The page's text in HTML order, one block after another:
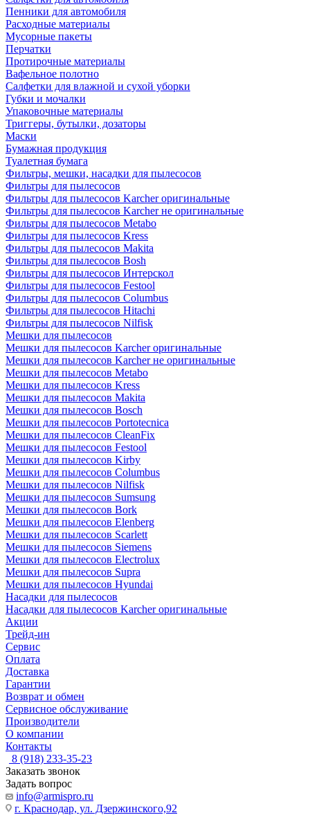
Пенники для автомобиля
Расходные материалы
Мусорные пакеты
Перчатки
Протирочные материалы
Вафельное полотно
Салфетки для влажной и сухой уборки
Губки и мочалки
Упаковочные материалы
Триггеры, бутылки, дозаторы
Маски
Бумажная продукция
Туалетная бумага
Фильтры, мешки, насадки для пылесосов
Фильтры для пылесосов
Фильтры для пылесосов Karcher оригинальные
Фильтры для пылесосов Karcher не оригинальные
Фильтры для пылесосов Metabo
Фильтры для пылесосов Kress
Фильтры для пылесосов Makita
Фильтры для пылесосов Bosh
Фильтры для пылесосов Интерскол
Фильтры для пылесосов Festool
Фильтры для пылесосов Columbus
Фильтры для пылесосов Hitachi
Фильтры для пылесосов Nilfisk
Мешки для пылесосов
Мешки для пылесосов Karcher оригинальные
Мешки для пылесосов Karcher не оригинальные
Мешки для пылесосов Metabo
Мешки для пылесосов Kress
Мешки для пылесосов Makita
Мешки для пылесосов Bosch
Мешки для пылесосов Portotecnica
Мешки для пылесосов CleanFix
Мешки для пылесосов Festool
Мешки для пылесосов Kirby
Мешки для пылесосов Columbus
Мешки для пылесосов Nilfisk
Мешки для пылесосов Sumsung
Мешки для пылесосов Bork
Мешки для пылесосов Elenberg
Мешки для пылесосов Scarlett
Мешки для пылесосов Siemens
Мешки для пылесосов Electrolux
Мешки для пылесосов Supra
Мешки для пылесосов Hyundai
Насадки для пылесосов
Насадки для пылесосов Karcher оригинальные
Акции
Трейд-ин
Сервис
Оплата
Доставка
Гарантии
Возврат и обмен
Сервисное обслуживание
Производители
О компании
Контакты
8 (918) 233-35-23
Заказать звонок
Задать вопрос
info@armispro.ru
г. Краснодар, ул. Дзержинского,92